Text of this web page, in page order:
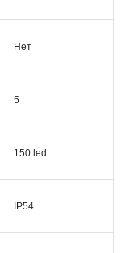
Нет
5
150 led
IP54